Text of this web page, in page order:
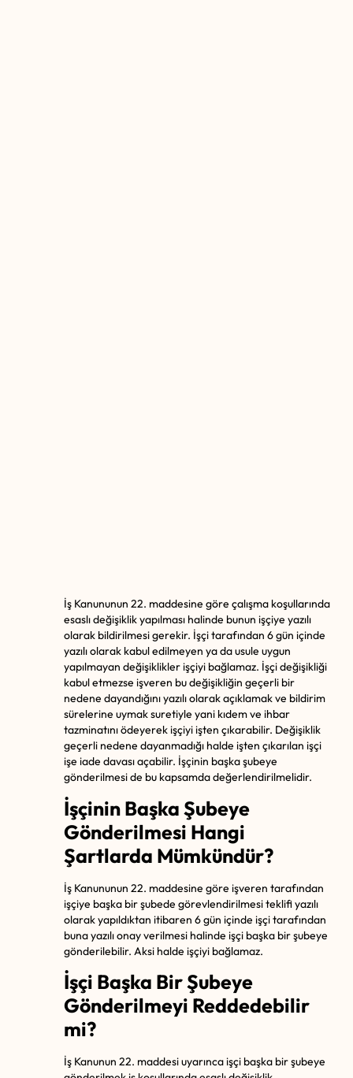
İş Kanununun 22. maddesine göre çalışma koşullarında
esaslı değişiklik yapılması halinde bunun işçiye yazılı
olarak bildirilmesi gerekir. İşçi tarafından 6 gün içinde
yazılı olarak kabul edilmeyen ya da usule uygun
yapılmayan değişiklikler işçiyi bağlamaz. İşçi değişikliği
kabul etmezse işveren bu değişikliğin geçerli bir
nedene dayandığını yazılı olarak açıklamak ve bildirim
sürelerine uymak suretiyle yani kıdem ve ihbar
tazminatını ödeyerek işçiyi işten çıkarabilir. Değişiklik
geçerli nedene dayanmadığı halde işten çıkarılan işçi
işe iade davasıaçabilir. İşçinin başka şubeye
gönderilmesi de bu kapsamda değerlendirilmelidir.
İşçinin Başka Şubeye
Gönderilmesi Hangi
Şartlarda Mümkündür?
İş Kanununun 22. maddesine göre işveren tarafından
işçiye başka bir şubede görevlendirilmesi teklifi yazılı
olarak yapıldıktan itibaren 6 gün içinde işçi tarafından
buna yazılı onay verilmesi halinde işçi başka bir şubeye
gönderilebilir. Aksi halde işçiyi bağlamaz.
İşçi Başka Bir Şubeye
Gönderilmeyi Reddedebilir
mi?
İş Kanunun 22. maddesi uyarınca işçi başka bir şubeye